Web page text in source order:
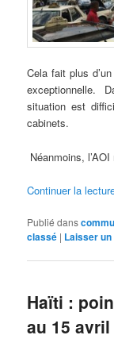
Cela fait plus
exceptionnelle.
situation est
cabinets.
Néanmoins,
Continuer la
Publié dans
classé | Laisser
Haïti :
au 15 avril